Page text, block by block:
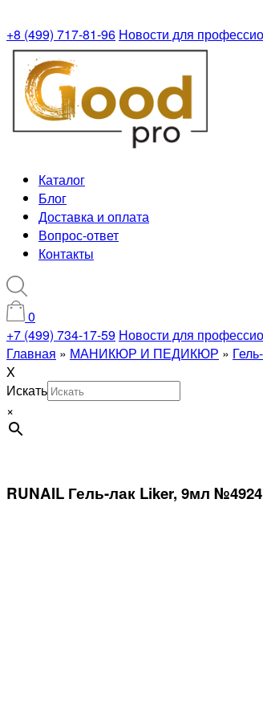
+8 (499) 717-81-96 Новости для
Каталог
Блог
Доставка и оплата
Вопрос-ответ
Контакты
0
+7 (499) 734-17-59 Новости для
Главная » МАНИКЮР И ПЕДИКЮР »
X
Искать
×
RUNAIL Гель-лак Liker, 9мл №4924